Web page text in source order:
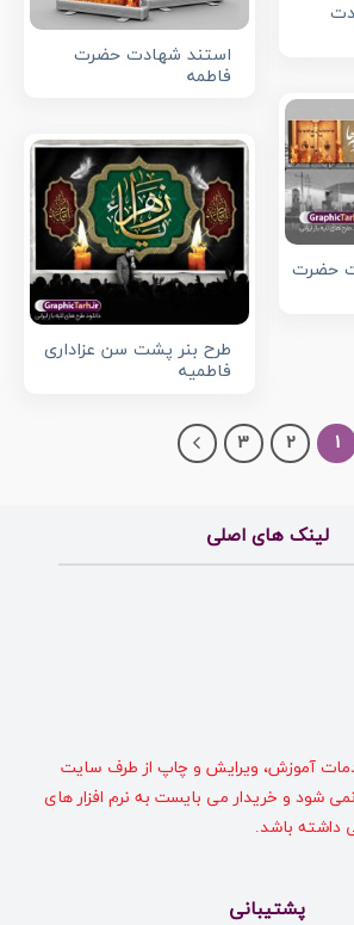
استند شهادت حضرت
فاطمه
حضرت
طرح بنر پشت سن عزاداری
فاطمیه
1
2
3
لینک های اصلی
آموزش، ویرایش و چاپ از طرف سایت
شود و خریدار می بایست به نرم افزار های
داشته باشد.
پشتیبانی